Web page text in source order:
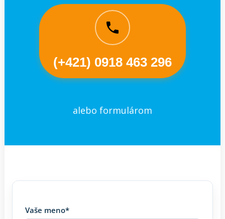
(+421) 0918 463 296
alebo formulárom
Vaše meno*